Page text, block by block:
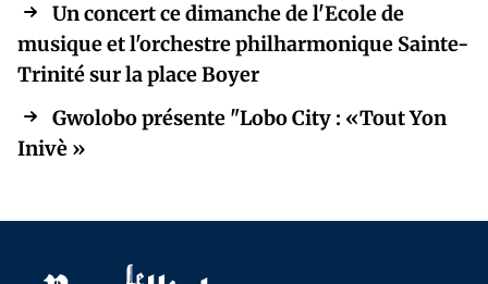
Un concert ce dimanche de l'Ecole de
musique et l'orchestre philharmonique Sainte-
Trinité sur la place Boyer
Gwolobo présente "Lobo City : «Tout Yon
Inivè »